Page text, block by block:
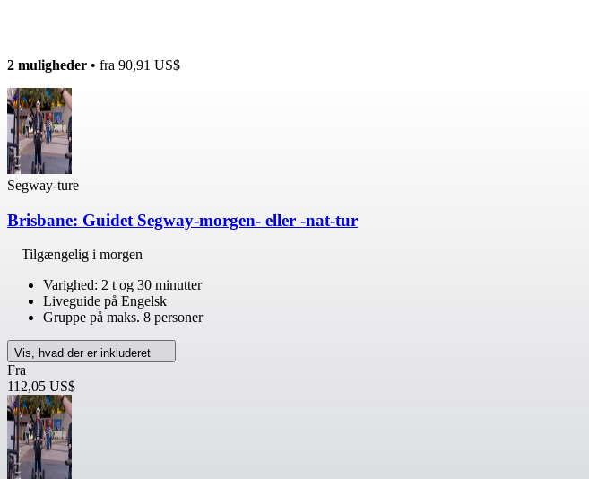
2 muligheder • fra 90,91 US$
Segway-ture
Brisbane: Guidet Segway-morgen- eller -nat-tur
Tilgængelig i morgen
Varighed: 2 t og 30 minutter
Liveguide på Engelsk
Gruppe på maks. 8 personer
Vis, hvad der er inkluderet
Fra
112,05 US$